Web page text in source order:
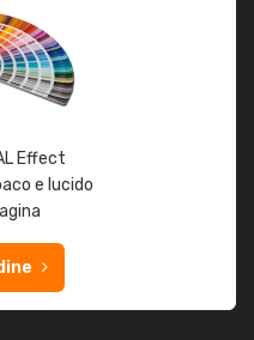
Effect
e lucido